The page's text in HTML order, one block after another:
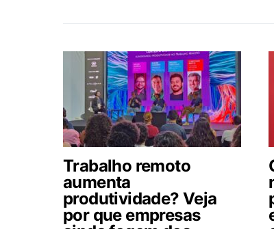
Trabalho remoto
aumenta
produtividade? Veja
por que empresas